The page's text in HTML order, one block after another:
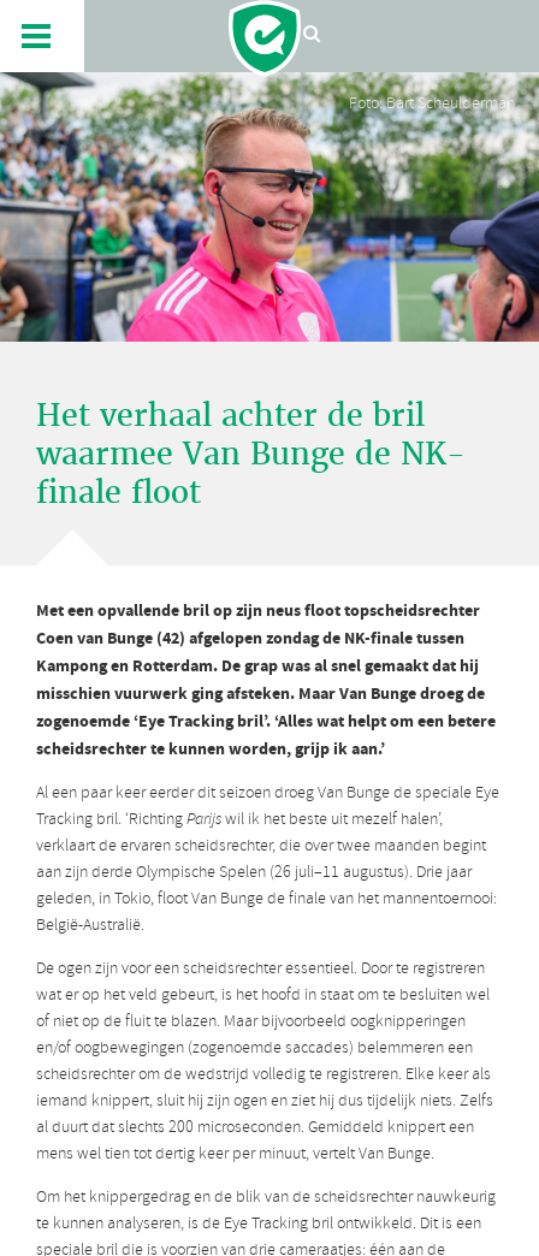
Foto: Bart Scheulderman
Het verhaal achter de bril
waarmee Van Bunge de NK-
finale floot
Met een opvallende bril op zijn neus floot topscheidsrechter
Coen van Bunge (42) afgelopen zondag de NK-finale tussen
Kampong en Rotterdam. De grap was al snel gemaakt dat hij
misschien vuurwerk ging afsteken. Maar Van Bunge droeg de
zogenoemde ‘Eye Tracking bril’. ‘Alles wat helpt om een betere
scheidsrechter te kunnen worden, grijp ik aan.’
Al een paar keer eerder dit seizoen droeg Van Bunge de speciale Eye
Tracking bril. ‘RichtingParijswil ik het beste uit mezelf halen’,
verklaart de ervaren scheidsrechter, die over twee maanden begint
aan zijn derde Olympische Spelen (26 juli–11 augustus). Drie jaar
geleden, in Tokio, floot Van Bunge de finale van het mannentoernooi:
België-Australië.
De ogen zijn voor een scheidsrechter essentieel. Door te registreren
wat er op het veld gebeurt, is het hoofd in staat om te besluiten wel
of niet op de fluit te blazen. Maar bijvoorbeeld oogknipperingen
en/of oogbewegingen (zogenoemde saccades) belemmeren een
scheidsrechter om de wedstrijd volledig te registreren. Elke keer als
iemand knippert, sluit hij zijn ogen en ziet hij dus tijdelijk niets. Zelfs
al duurt dat slechts 200 microseconden. Gemiddeld knippert een
mens wel tien tot dertig keer per minuut, vertelt Van Bunge.
Om het knippergedrag en de blik van de scheidsrechter nauwkeurig
te kunnen analyseren, is de Eye Tracking bril ontwikkeld. Dit is een
speciale bril die is voorzien van drie cameraatjes: één aan de